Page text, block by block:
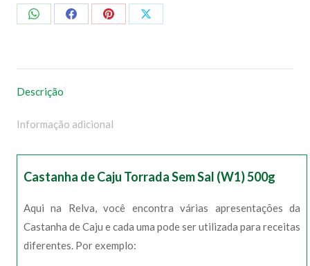
CompartilharCompartilharCompartilharCompartilhar
Descrição
Informação adicional
Castanha de Caju Torrada Sem Sal (W1) 500g
Aqui na Relva, você encontra várias apresentações da
Castanha de Caju e cada uma pode ser utilizada para receitas
diferentes. Por exemplo: